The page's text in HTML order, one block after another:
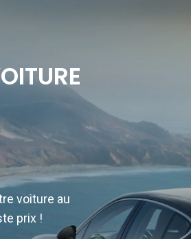
voiture au
prix !